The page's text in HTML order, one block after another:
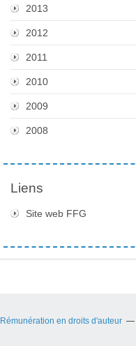
2013
2012
2011
2010
2009
2008
Liens
Site web FFG
Rémunération en droits d'auteur